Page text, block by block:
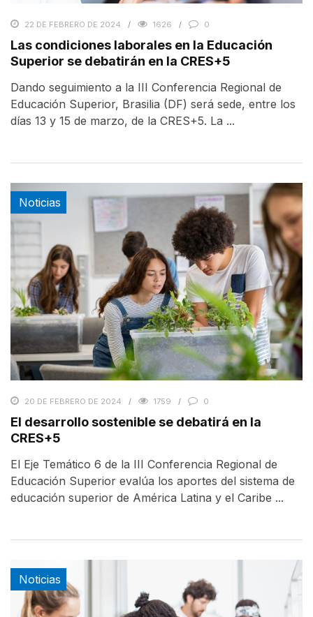
22 DE FEBRERO DE 2024 1626 0
Las condiciones laborales en la Educación
Superior se debatirán en la CRES+5
Dando seguimiento a la III Conferencia Regional de
Educación Superior, Brasilia (DF) será sede, entre los
días 13 y 15 de marzo, de la CRES+5. La ...
Noticias
20 DE FEBRERO DE 2024 1759 0
El desarrollo sostenible se debatirá en la
CRES+5
El Eje Temático 6 de la III Conferencia Regional de
Educación Superior evalúa los aportes del sistema de
educación superior de América Latina y el Caribe ...
Noticias